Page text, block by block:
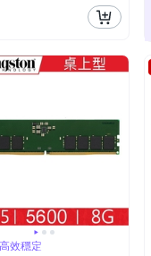
效穩定